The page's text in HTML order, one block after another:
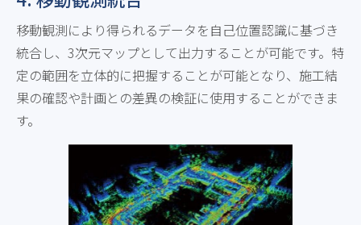
移動観測により得られるデータを自己位置認識に基づき
統合し、3次元マップとして出力することが可能です。特
定の範囲を立体的に把握することが可能となり、施工結
果の確認や計画との差異の検証に使用することができま
す。